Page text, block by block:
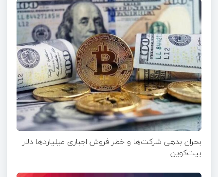
بحران بدهی شرکت‌ها و خطر فروش اجباری میلیاردها دلار
بیت‌کوین